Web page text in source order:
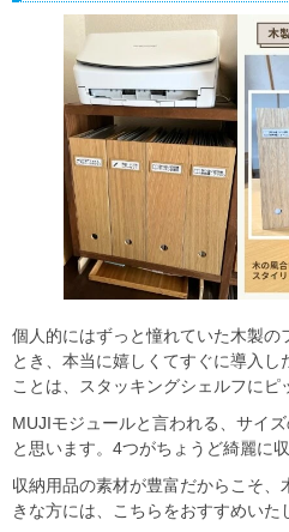
個人的にはずっと憧れていた木製の
とき、本当に嬉しくてすぐに導入し
ことは、スタッキングシェルフにピ
MUJIモジュールと言われる、サイ
と思います。4つがちょうど綺麗に収
収納用品の素材が豊富だからこそ
きな方には、こちらをおすすめいた